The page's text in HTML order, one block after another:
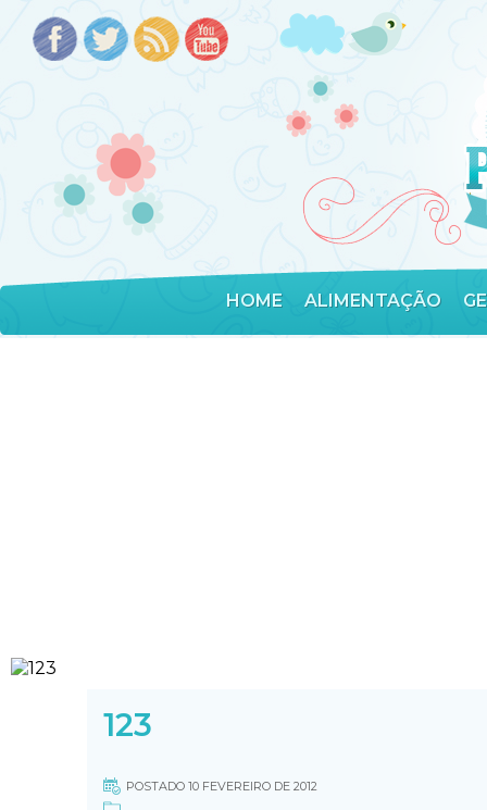
HOME ALIMENTAÇÃO
123
POSTADO 10 FEVEREIRO DE 2012